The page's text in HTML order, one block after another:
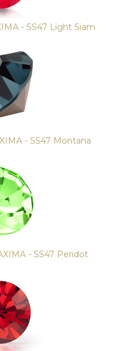
- SS47 Light Siam
- SS47 Montana
- SS47 Peridot